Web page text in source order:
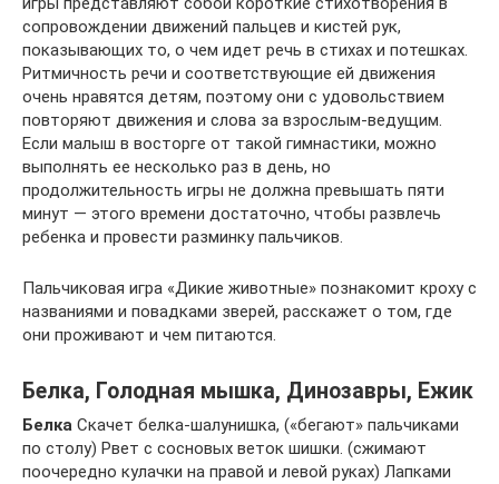
сопровождении движений пальцев и кистей рук,
показывающих то, о чем идет речь в стихах и потешках.
Ритмичность речи и соответствующие ей движения
очень нравятся детям, поэтому они с удовольствием
повторяют движения и слова за взрослым-ведущим.
Если малыш в восторге от такой гимнастики, можно
выполнять ее несколько раз в день, но
продолжительность игры не должна превышать пяти
минут — этого времени достаточно, чтобы развлечь
ребенка и провести разминку пальчиков.
Пальчиковая игра «Дикие животные» познакомит кроху с
названиями и повадками зверей, расскажет о том, где
они проживают и чем питаются.
Белка, Голодная мышка, Динозавры, Ежик
Белка Скачет белка-шалунишка, («бегают» пальчиками
по столу) Рвет с сосновых веток шишки. (сжимают
поочередно кулачки на правой и левой руках) Лапками